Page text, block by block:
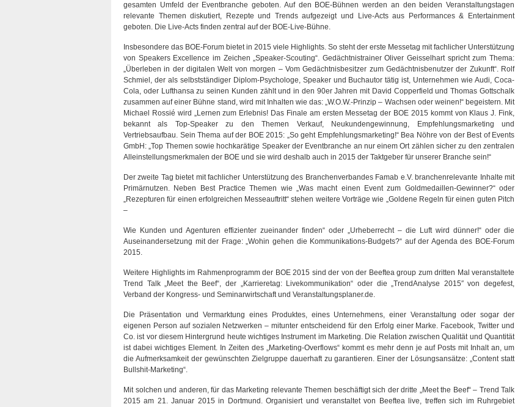
gesamten Umfeld der Eventbranche geboten. Auf den BOE-Bühnen werden an den beiden Veranstaltungstagen
relevante Themen diskutiert, Rezepte und Trends aufgezeigt und Live-Acts aus Performances & Entertainment
geboten. Die Live-Acts finden zentral auf der BOE-Live-Bühne.
Insbesondere das BOE-Forum bietet in 2015 viele Highlights. So steht der erste Messetag mit fachlicher Unterstützung
von Speakers Excellence im Zeichen „Speaker-Scouting“. Gedächtnistrainer Oliver Geisselhart spricht zum Thema:
„Überleben in der digitalen Welt von morgen – Vom Gedächtnisbesitzer zum Gedächtnisbenutzer der Zukunft“. Rolf
Schmiel, der als selbstständiger Diplom-Psychologe, Speaker und Buchautor tätig ist, Unternehmen wie Audi, Coca-
Cola, oder Lufthansa zu seinen Kunden zählt und in den 90er Jahren mit David Copperfield und Thomas Gottschalk
zusammen auf einer Bühne stand, wird mit Inhalten wie das: „W.O.W.-Prinzip – Wachsen oder weinen!“ begeistern. Mit
Michael Rossié wird „Lernen zum Erlebnis! Das Finale am ersten Messetag der BOE 2015 kommt von Klaus J. Fink,
bekannt als Top-Speaker zu den Themen Verkauf, Neukundengewinnung, Empfehlungsmarketing und
Vertriebsaufbau. Sein Thema auf der BOE 2015: „So geht Empfehlungsmarketing!“ Bea Nöhre von der Best of Events
GmbH: „Top Themen sowie hochkarätige Speaker der Eventbranche an nur einem Ort zählen sicher zu den zentralen
Alleinstellungsmerkmalen der BOE und sie wird deshalb auch in 2015 der Taktgeber für unserer Branche sein!“
Der zweite Tag bietet mit fachlicher Unterstützung des Branchenverbandes Famab e.V. branchenrelevante Inhalte mit
Primärnutzen. Neben Best Practice Themen wie „Was macht einen Event zum Goldmedaillen-Gewinner?“ oder
„Rezepturen für einen erfolgreichen Messeauftritt“ stehen weitere Vorträge wie „Goldene Regeln für einen guten Pitch
–
Wie Kunden und Agenturen effizienter zueinander finden“ oder „Urheberrecht – die Luft wird dünner!“ oder die
Auseinandersetzung mit der Frage: „Wohin gehen die Kommunikations-Budgets?“ auf der Agenda des BOE-Forum
2015.
Weitere Highlights im Rahmenprogramm der BOE 2015 sind der von der Beeftea group zum dritten Mal veranstaltete
Trend Talk „Meet the Beef“, der „Karrieretag: Livekommunikation“ oder die „TrendAnalyse 2015″ von degefest,
Verband der Kongress- und Seminarwirtschaft und Veranstaltungsplaner.de.
Die Präsentation und Vermarktung eines Produktes, eines Unternehmens, einer Veranstaltung oder sogar der
eigenen Person auf sozialen Netzwerken – mitunter entscheidend für den Erfolg einer Marke. Facebook, Twitter und
Co. ist vor diesem Hintergrund heute wichtiges Instrument im Marketing. Die Relation zwischen Qualität und Quantität
ist dabei wichtiges Element. In Zeiten des „Marketing-Overflows“ kommt es mehr denn je auf Posts mit Inhalt an, um
die Aufmerksamkeit der gewünschten Zielgruppe dauerhaft zu garantieren. Einer der Lösungsansätze: „Content statt
Bullshit-Marketing“.
Mit solchen und anderen, für das Marketing relevante Themen beschäftigt sich der dritte „Meet the Beef“ – Trend Talk
2015 am 21. Januar 2015 in Dortmund. Organisiert und veranstaltet von Beeftea live, treffen sich im Ruhrgebiet